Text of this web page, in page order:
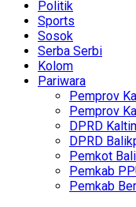
Politik
Sports
Sosok
Serba Serbi
Kolom
Pariwara
Pemprov
Pemprov
DPRD
DPRD
Pemkot
Pemkab
Pemkab